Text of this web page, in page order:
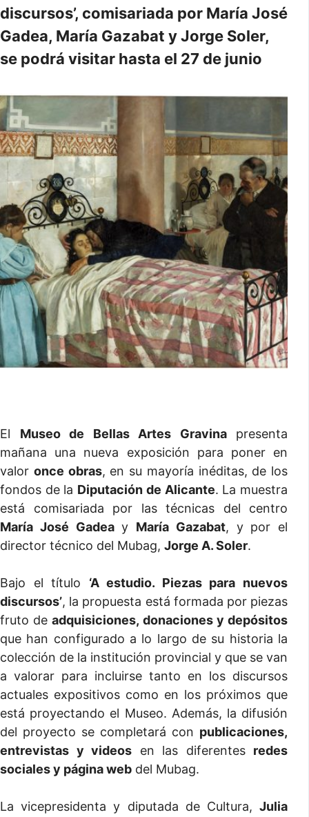
discursos’, comisariada por María José
Gadea, María Gazabat y Jorge Soler,
se podrá visitar hasta el 27 de junio
El Museo de Bellas Artes Gravinapresenta
mañana una nueva exposición para poner en
valor once obras, en su mayoría inéditas, de los
fondos de la Diputación de Alicante. La muestra
está comisariada por las técnicas del centro
María José Gadeay María Gazabat, y por el
director técnico del Mubag, Jorge A. Soler.
Bajo el título ‘A estudio. Piezas para nuevos
discursos’, la propuesta está formada por piezas
fruto deadquisiciones, donaciones y depósitos
que han configurado a lo largo de su historia la
colección de la institución provincial y que se van
a valorar para incluirse tanto en los discursos
actuales expositivos como en los próximos que
está proyectando el Museo. Además, la difusión
del proyecto se completará con publicaciones,
entrevistas y videos en las diferentes redes
sociales y página web del Mubag.
La vicepresidenta y diputada de Cultura, Julia